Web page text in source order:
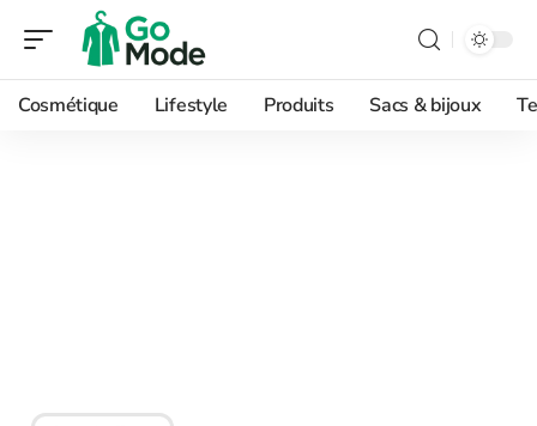
Cosmétique Lifestyle Produits Sacs & bijoux